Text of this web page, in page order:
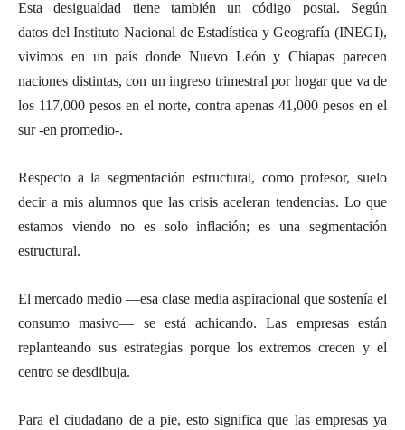
Esta desigualdad tiene también un código postal. Según
datos del Instituto Nacional de Estadística y Geografía (INEGI),
vivimos en un país donde Nuevo León y Chiapas parecen
naciones distintas, con un ingreso trimestral por hogar que va de
los 117,000 pesos en el norte, contra apenas 41,000 pesos en el
sur -en promedio-.
Respecto a la segmentación estructural, como profesor, suelo
decir a mis alumnos que las crisis aceleran tendencias. Lo que
estamos viendo no es solo inflación; es una segmentación
estructural.
El mercado medio —esa clase media aspiracional que sostenía el
consumo masivo— se está achicando. Las empresas están
replanteando sus estrategias porque los extremos crecen y el
centro se desdibuja.
Para el ciudadano de a pie, esto significa que las empresas ya